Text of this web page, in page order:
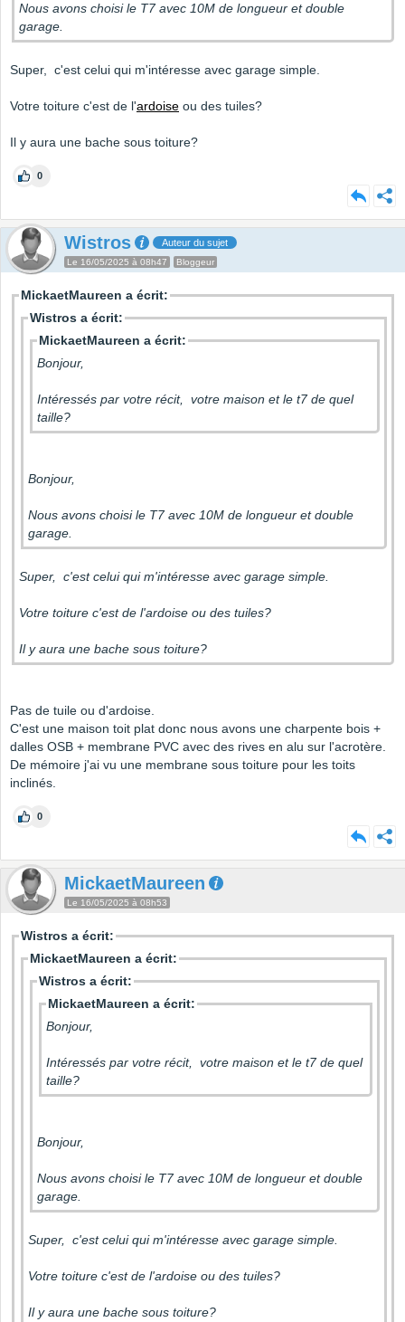
Nous avons choisi le T7 avec 10M de longueur et double
garage.
Super, c'est celui qui m'intéresse avec garage simple.
Votre toiture c'est de l'ardoise ou des tuiles?
Il y aura une bache sous toiture?
0
Wistros Auteur du sujet
Le 16/05/2025 à 08h47 Bloggeur
MickaetMaureen a écrit:
Wistros a écrit:
MickaetMaureen a écrit:
Bonjour,
Intéressés par votre récit, votre maison et le t7 de quel
taille?
Bonjour,
Nous avons choisi le T7 avec 10M de longueur et double
garage.
Super, c'est celui qui m'intéresse avec garage simple.
Votre toiture c'est de l'ardoise ou des tuiles?
Il y aura une bache sous toiture?
Pas de tuile ou d'ardoise.
C'est une maison toit plat donc nous avons une charpente bois +
dalles OSB + membrane PVC avec des rives en alu sur l'acrotère.
De mémoire j'ai vu une membrane sous toiture pour les toits
inclinés.
0
MickaetMaureen
Le 16/05/2025 à 08h53
Wistros a écrit:
MickaetMaureen a écrit:
Wistros a écrit:
MickaetMaureen a écrit:
Bonjour,
Intéressés par votre récit, votre maison et le t7 de quel
taille?
Bonjour,
Nous avons choisi le T7 avec 10M de longueur et double
garage.
Super, c'est celui qui m'intéresse avec garage simple.
Votre toiture c'est de l'ardoise ou des tuiles?
Il y aura une bache sous toiture?